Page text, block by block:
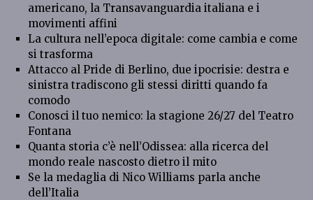
americano, la Transavanguardia italiana e i
movimenti affini
La cultura nell’epoca digitale: come cambia e come
si trasforma
Attacco al Pride di Berlino, due ipocrisie: destra e
sinistra tradiscono gli stessi diritti quando fa
comodo
Conosci il tuo nemico: la stagione 26/27 del Teatro
Fontana
Quanta storia c’è nell’Odissea: alla ricerca del
mondo reale nascosto dietro il mito
Se la medaglia di Nico Williams parla anche
dell’Italia